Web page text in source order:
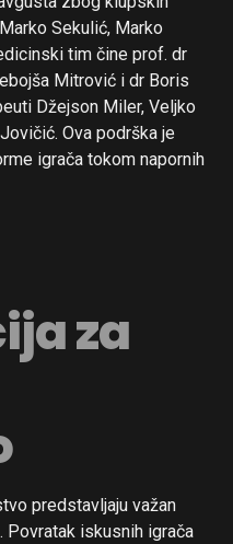
Sekulić, Marko
tim čine prof. dr
Mitrović i dr Boris
Džejson Miler, Veljko
Ova podrška je
igrača tokom napornih
za
predstavljaju važan
Povratak iskusnih igrača